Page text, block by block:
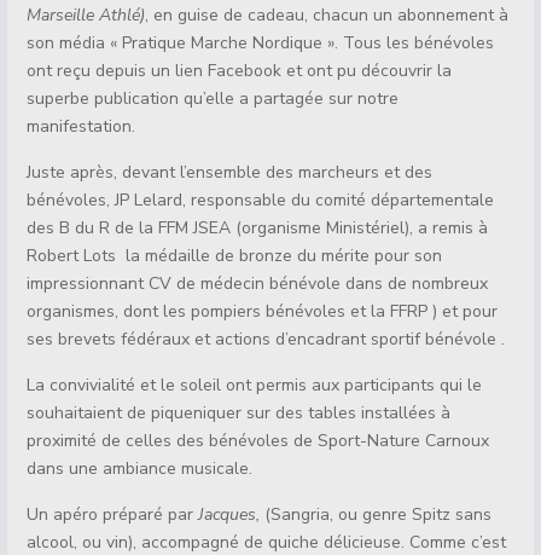
Marseille Athlé), en guise de cadeau, chacun un abonnement à
son média « Pratique Marche Nordique ». Tous les bénévoles
ont reçu depuis un lien Facebook et ont pu découvrir la
superbe publication qu’elle a partagée sur notre
manifestation.
Juste après, devant l’ensemble des marcheurs et des
bénévoles, JP Lelard, responsable du comité départementale
des B du R de la FFM JSEA (organisme Ministériel), a remis à
Robert Lots la médaille de bronze du mérite pour son
impressionnant CV de médecin bénévole dans de nombreux
organismes, dont les pompiers bénévoles et la FFRP ) et pour
ses brevets fédéraux et actions d’encadrant sportif bénévole .
La convivialité et le soleil ont permis aux participants qui le
souhaitaient de piqueniquer sur des tables installées à
proximité de celles des bénévoles de Sport-Nature Carnoux
dans une ambiance musicale.
Un apéro préparé parJacques, (Sangria, ou genre Spitz sans
alcool, ou vin), accompagné de quiche délicieuse. Comme c’est